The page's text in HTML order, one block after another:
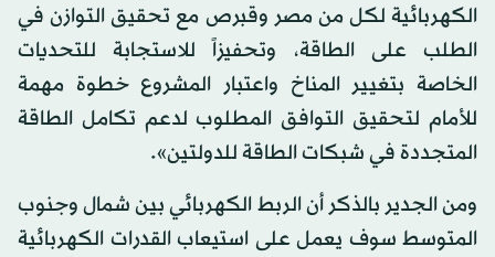
الكهربائية لكل من مصر وقبرص مع تحقيق التوازن في
الطلب على الطاقة، وتحفيزاً للاستجابة للتحديات
الخاصة بتغيير المناخ واعتبار المشروع خطوة مهمة
للأمام لتحقيق التوافق المطلوب لدعم تكامل الطاقة
المتجددة في شبكات الطاقة للدولتين».
ومن الجدير بالذكر أن الربط الكهربائي بين شمال وجنوب
المتوسط سوف يعمل على استيعاب القدرات الكهربائية